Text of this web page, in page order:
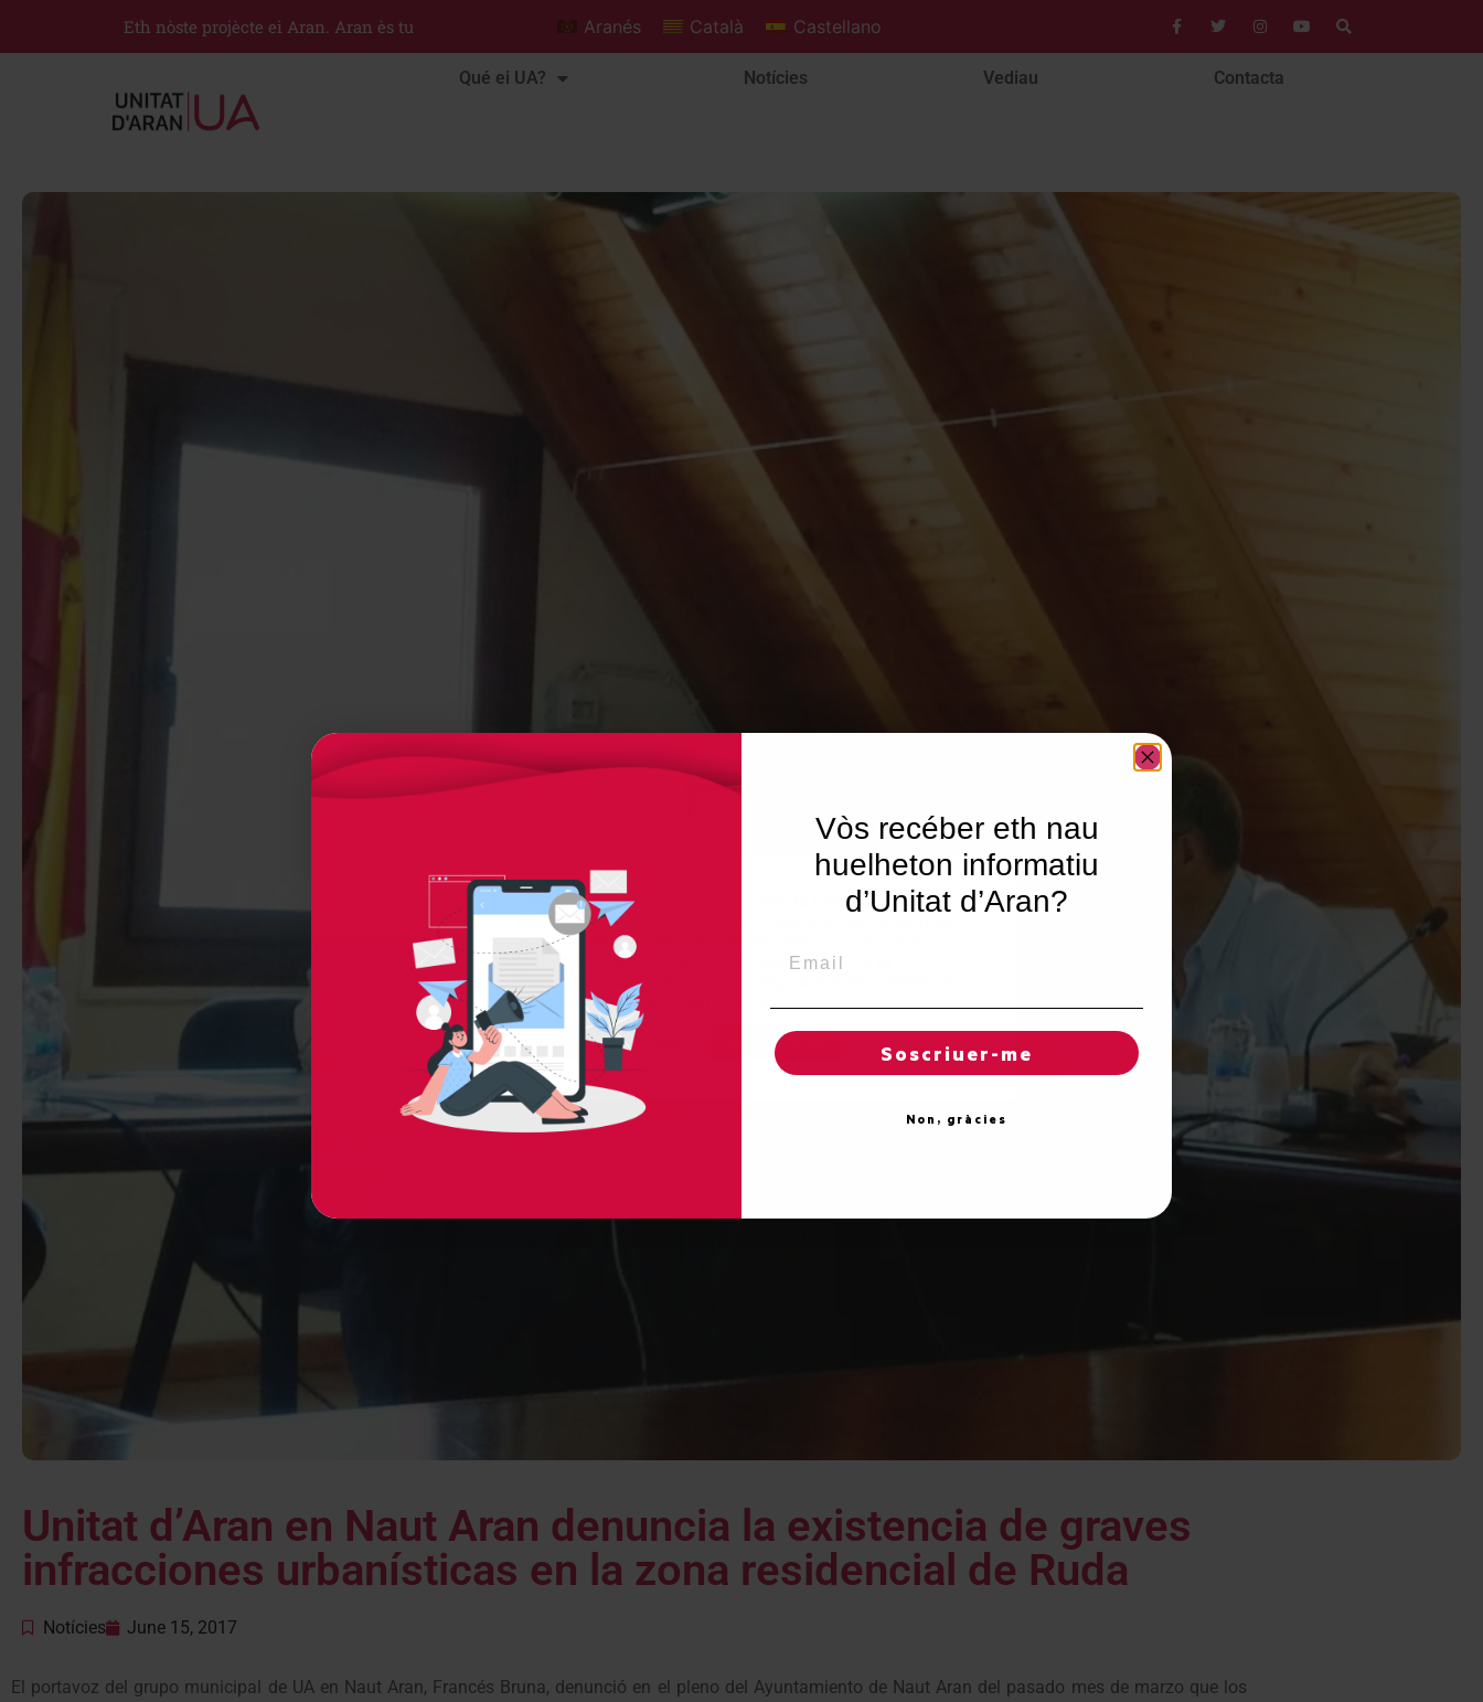
Eth nòste projècte ei Aran. Aran ès tu Aranés Català Castellano
Qué ei UA? Notícies Vediau Contacta
Unitat d’Aran en Naut Aran denuncia la existencia de graves
infracciones urbanísticas en la zona residencial de Ruda
Notícies June 15, 2017
El portavoz del grupo municipal de UA en Naut Aran, Francés Bruna, denunció en el pleno del Ayuntamiento de Naut Aran del pasado mes de marzo que los
Utilisam "cookies" en nòste lòc web tà balhar ar usuari ua
experiéncia personalizada e optimizada, en tot rebrembar
es sues preferéncies e visites regulares. En hèr clic en
"Acceptar totes", accèpte er emplec de TOTES es
"cookies". Totun, pòt visitar "Configuracion de cookies" tà
concedir un consentiment controlat.
Reglatges de "cookies" Acceptar totes
Vòs recéber eth nau
huelheton informatiu
d’Unitat d’Aran?
Soscriuer-me
Non, gràcies